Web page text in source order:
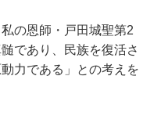
の恩師・戸田城聖第2
であり、民族を復活さ
力である」との考えを